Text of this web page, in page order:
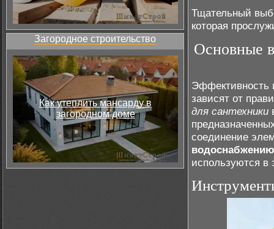
Загородное строительство
Как утеплить мансарду в
загородном доме
Тщательный
которая
Основные
Эффективность
зависят от
для сантехники
соединение
водоснабжению
используются в